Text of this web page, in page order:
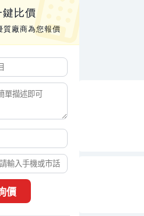
比價
質廠商為您報價
價